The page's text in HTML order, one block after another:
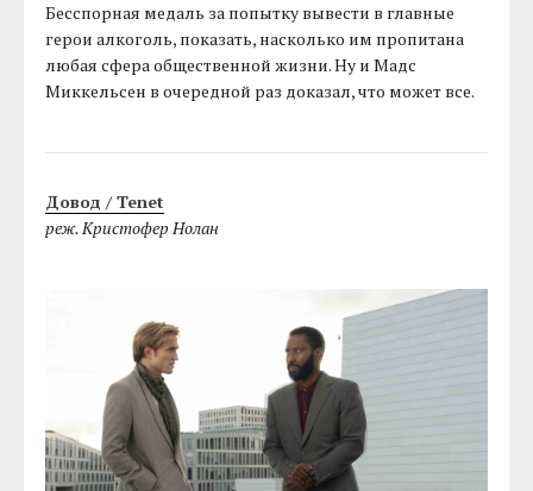
Бесспорная медаль за попытку вывести в главные
герои алкоголь, показать, насколько им пропитана
любая сфера общественной жизни. Ну и Мадс
Миккельсен в очередной раз доказал, что может все.
Довод / Tenet
реж. Кристофер Нолан